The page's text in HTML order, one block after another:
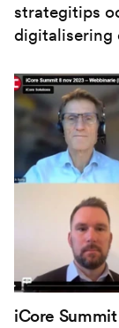
strategitips
digitalisering
iCore